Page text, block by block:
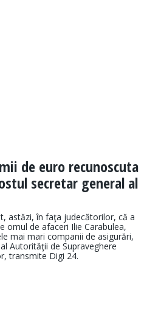
de euro recunoscuta
secretar general al
astăzi, în faţa judecătorilor, că a
omul de afaceri Ilie Carabulea,
mai mari companii de asigurări,
Autorităţii de Supraveghere
transmite Digi 24.